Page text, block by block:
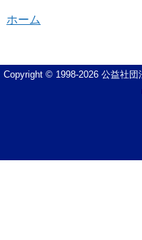
ホーム
Copyright © 1998-2026 公益社団